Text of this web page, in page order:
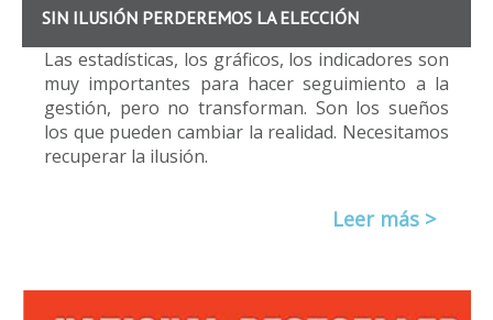
SIN ILUSIÓN PERDEREMOS LA ELECCIÓN
Las estadísticas, los gráficos, los indicadores son
muy importantes para hacer seguimiento a la
gestión, pero no transforman. Son los sueños
los que pueden cambiar la realidad. Necesitamos
recuperar la ilusión.
Leer más >